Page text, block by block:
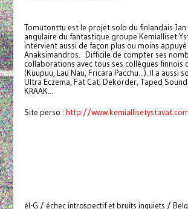
Tomutonttu est le projet solo du finlandais Jan
angulaire du fantastique groupe Kemialliset
intervient aussi de façon plus ou moins
Anaksimandros. Difficile de compter ses
collaborations avec tous ses collègues finnois
(Kuupuu, Lau Nau, Fricara Pacchu...). Il a aussi
Ultra Eczema, Fat Cat, Dekorder, Taped
KRAAK...
Site perso : http://
él-G / échec introspectif et bruits inquiets /